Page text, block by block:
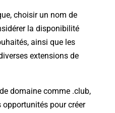
choisir un nom de
la disponibilité
ainsi que les
extensions de
domaine comme .club,
pour créer